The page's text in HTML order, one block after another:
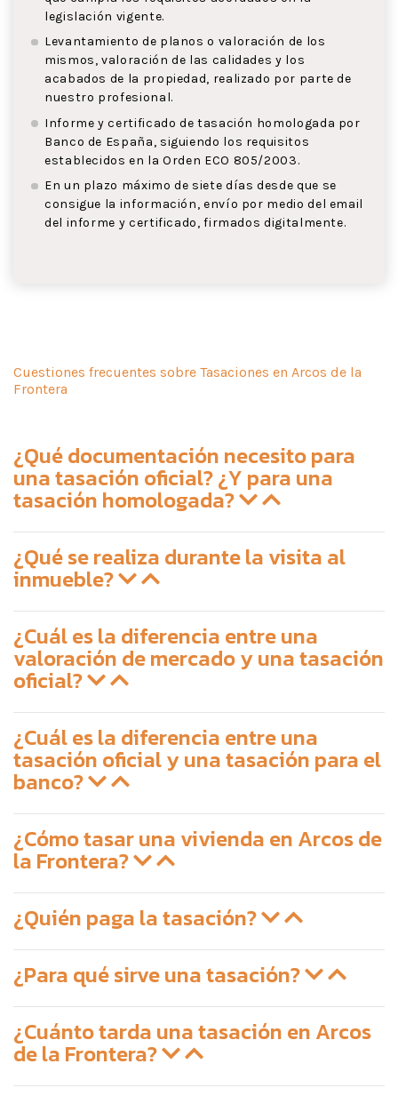
legislación vigente.
Levantamiento de planos o valoración de los
mismos, valoración de las calidades y los
acabados de la propiedad, realizado por parte de
nuestro profesional.
Informe y certificado de tasación homologada por
Banco de España, siguiendo los requisitos
establecidos en la Orden ECO 805/2003.
En un plazo máximo de siete días desde que se
consigue la información, envío por medio del email
del informe y certificado, firmados digitalmente.
Cuestiones frecuentes sobre Tasaciones en Arcos de la
Frontera
¿Qué documentación necesito para
una tasación oficial? ¿Y para una
tasación homologada?
¿Qué se realiza durante la visita al
inmueble?
¿Cuál es la diferencia entre una
valoración de mercado y una tasación
oficial?
¿Cuál es la diferencia entre una
tasación oficial y una tasación para el
banco?
¿Cómo tasar una vivienda en Arcos de
la Frontera?
¿Quién paga la tasación?
¿Para qué sirve una tasación?
¿Cuánto tarda una tasación en Arcos
de la Frontera?